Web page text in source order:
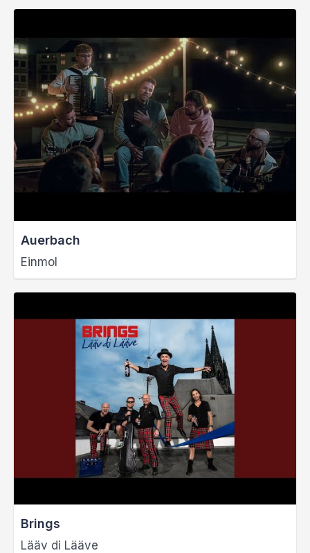
Auerbach
Einmol
Brings
Lääv di Lääve